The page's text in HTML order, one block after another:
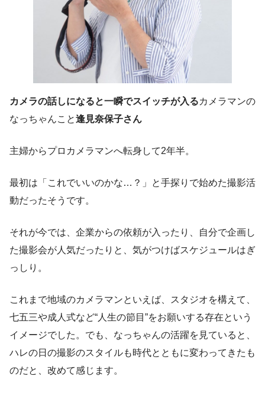
カメラの話しになると一瞬でスイッチが入るカメラマンの
なっちゃんこと逢見奈保子さん
主婦からプロカメラマンへ転身して2年半。
最初は「これでいいのかな…？」と手探りで始めた撮影活
動だったそうです。
それが今では、企業からの依頼が入ったり、自分で企画し
た撮影会が人気だったりと、気がつけばスケジュールはぎ
っしり。
これまで地域のカメラマンといえば、スタジオを構えて、
七五三や成人式など“人生の節目”をお願いする存在という
イメージでした。でも、なっちゃんの活躍を見ていると、
ハレの日の撮影のスタイルも時代とともに変わってきたも
のだと、改めて感じます。